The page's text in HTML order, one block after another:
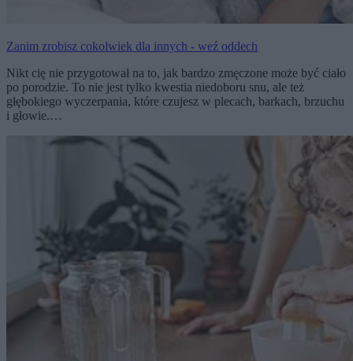
Zanim zrobisz cokolwiek dla innych - weź oddech
Nikt cię nie przygotował na to, jak bardzo zmęczone może być ciało
po porodzie. To nie jest tylko kwestia niedoboru snu, ale też
głębokiego wyczerpania, które czujesz w plecach, barkach, brzuchu
i głowie.…